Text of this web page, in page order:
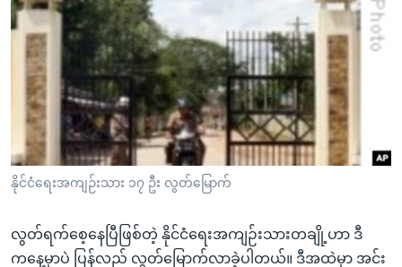
သို့
ကျော်
ကြည့်
ညွန်း
စာမျက်နှာ
ကျော်
ကြည့်
အစ္စရေး-ပါလက်စတိုင်း
အင်္ဂလိပ်စာလေ့လာမယ်
အမေရိကန်သုံးအီဒီယံ
မကြေးမုံရဲ့ အင်္ဂလိပ်စာ
ရုပ်ရှင်ထဲက အင်္ဂလိပ်စာ
သုတပဒေသာ အင်္ဂလိပ်စာ
အပတ်စဉ်ကဏ္ဍများ
ရေဒီယို
တီဗွီ
ရေဒီယိုနှင့်ရုပ်သံ အချက်အလက်များ
ရေဒီယို/တီဗွီအစီအစဉ်
Learning English
နိုင်ငံရေးအကျဉ်းသား ၁၇ ဦး လွတ်မြောက်
လွတ်ရက်စေ့နေပြီဖြစ်တဲ့ နိုင်ငံရေးအကျဉ်းသားတချို့ဟာ ဒီ
ကနေ့မှာပဲ ပြန်လည် လွတ်မြောက်လာခဲ့ပါတယ်။ ဒီအထဲမှာ အင်း